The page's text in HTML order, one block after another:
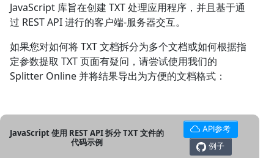
JavaScript 库旨在创建 TXT 处理应用程序，并且基于通
过 REST API 进行的客户端-服务器交互。
如果您对如何将 TXT 文档拆分为多个文档或如何根据指
定参数提取 TXT 页面有疑问，请尝试使用我们的
Splitter Online 并将结果导出为方便的文档格式：
JavaScript 使用 REST API 拆分 TXT 文件的
代码示例
API参考
例子